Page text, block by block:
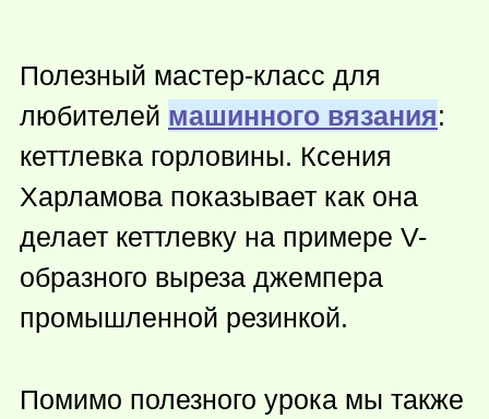
Полезный мастер-класс для
любителей машинного вязания:
кеттлевка горловины. Ксения
Харламова показывает как она
делает кеттлевку на примере V-
образного выреза джемпера
промышленной резинкой.
Помимо полезного урока мы также